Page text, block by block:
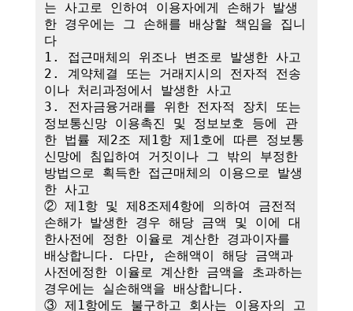
는 사고로 인하여 이용자에게 손해가 발생
한 경우에는 그 손해를 배상할 책임을 집니
다
1. 접근매체의 위조나 변조로 발생한 사고
2. 계약체결 또는 거래지시의 전자적 전송
이나 처리과정에서 발생한 사고
3. 전자금융거래를 위한 전자적 장치 또는
정보통신망 이용촉진 및 정보보호 등에 관
한 법률 제2조 제1항 제1호에 따른 정보통
신망에 침입하여 거짓이나 그 밖의 부정한
방법으로 획득한 접근매체의 이용으로 발생
한 사고
② 제1항 및 제8조제4항에 의하여 금전적
손해가 발생한 경우 해당 금액 및 이에 대
한사전에 정한 이율로 계산한 경과이자를
배상합니다. 다만, 손해액이 해당 금액과
사전에정한 이율로 계산한 금액을 초과하는
경우에는 실손해액을 배상합니다.
③ 제1항에도 불구하고 회사는 이용자의 고